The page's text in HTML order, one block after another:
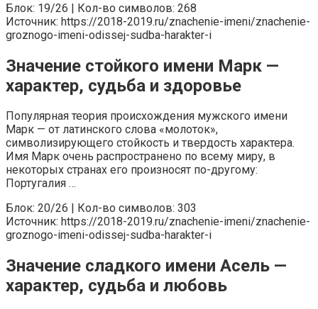
Блок: 19/26 | Кол-во символов: 268
Источник: https://2018-2019.ru/znachenie-imeni/znachenie-
groznogo-imeni-odissej-sudba-harakter-i
Значение стойкого имени Марк —
характер, судьба и здоровье
Популярная теория происхождения мужского имени
Марк — от латинского слова «молоток»,
символизирующего стойкость и твердость характера.
Имя Марк очень распространено по всему миру, в
некоторых странах его произносят по-другому:
Португалия …
Блок: 20/26 | Кол-во символов: 303
Источник: https://2018-2019.ru/znachenie-imeni/znachenie-
groznogo-imeni-odissej-sudba-harakter-i
Значение сладкого имени Асель —
характер, судьба и любовь